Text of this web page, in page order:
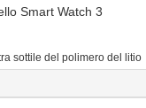
sottile del polimero del litio